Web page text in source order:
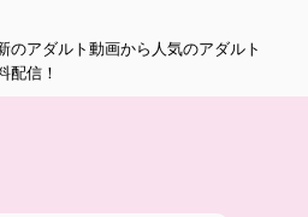
のアダルト動画から人気のアダルト
配信！